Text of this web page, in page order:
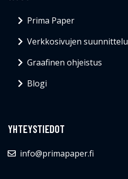
Prima Paper
Verkkosivujen suunnittelu
Graafinen ohjeistus
Blogi
YHTEYSTIEDOT
info@primapaper.fi